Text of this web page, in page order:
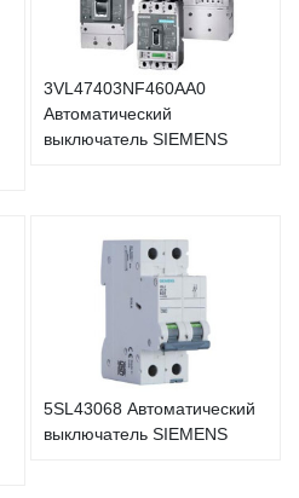
3VL47403NF460AA0
Автоматический
выключатель SIEMENS
5SL43068 Автоматический
выключатель SIEMENS